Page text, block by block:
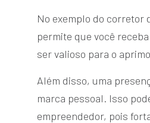
No exemplo do corretor
permite que você
ser valioso para o
Além disso, uma
marca pessoal. Isso
empreendedor, pois